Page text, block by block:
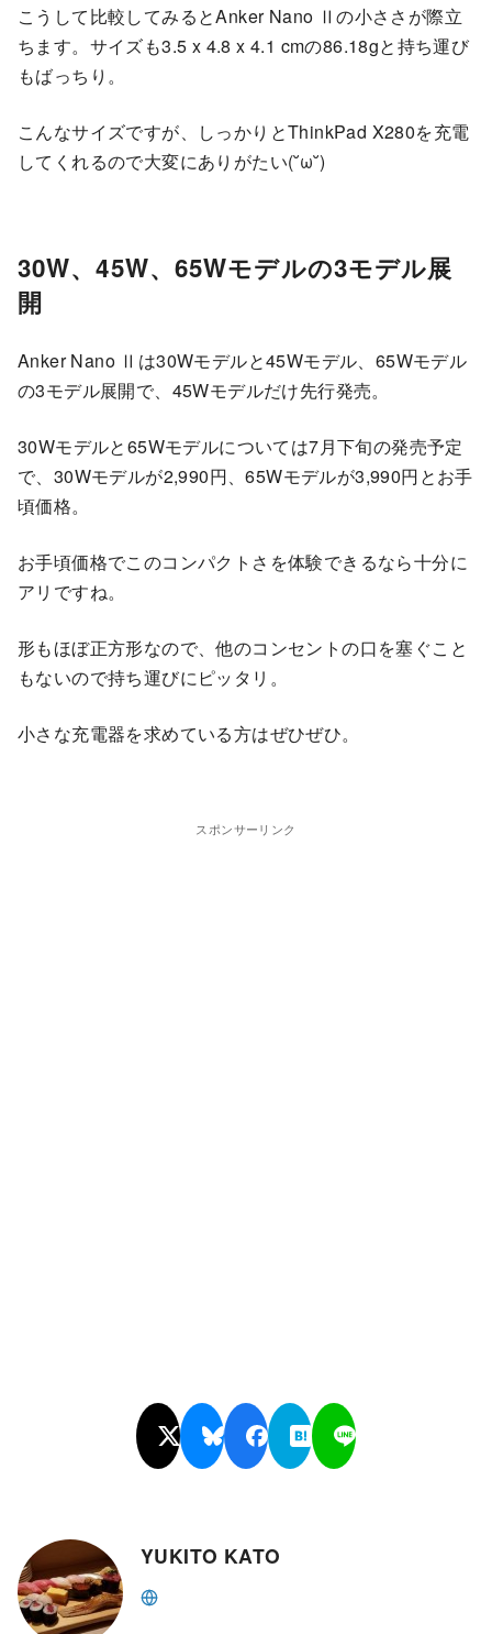
こうして比較してみるとAnker Nano Ⅱの小ささが際立
ちます。サイズも3.5 x 4.8 x 4.1 cmの86.18gと持ち運び
もばっちり。
こんなサイズですが、しっかりとThinkPad X280を充電
してくれるので大変にありがたい(˘ω˘)
30W、45W、65Wモデルの3モデル展
開
Anker Nano Ⅱは30Wモデルと45Wモデル、65Wモデル
の3モデル展開で、45Wモデルだけ先行発売。
30Wモデルと65Wモデルについては7月下旬の発売予定
で、30Wモデルが2,990円、65Wモデルが3,990円とお手
頃価格。
お手頃価格でこのコンパクトさを体験できるなら十分に
アリですね。
形もほぼ正方形なので、他のコンセントの口を塞ぐこと
もないので持ち運びにピッタリ。
小さな充電器を求めている方はぜひぜひ。
スポンサーリンク
YUKITO KATO